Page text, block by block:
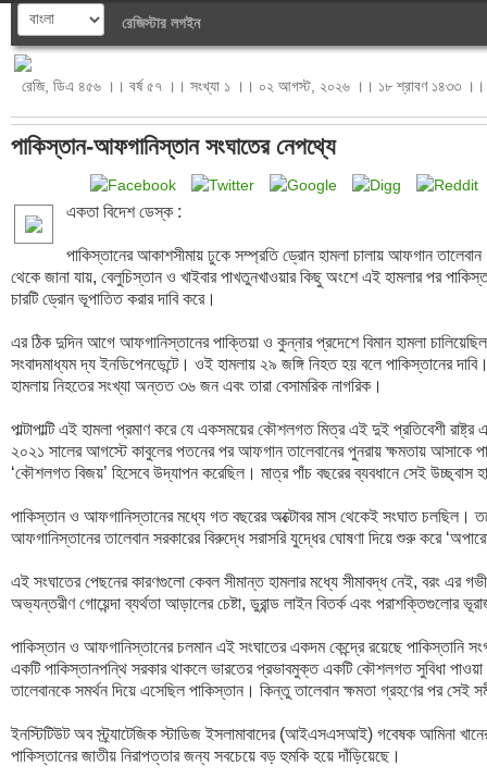
রেজিস্টার লগইন
রেজি, ডিএ ৪৫৬ ।। বর্ষ ৫৭ ।। সংখ্যা ১ ।। ০২ আগস্ট, ২০২৬ ।। ১৮ শ্রাবণ ১৪৩৩ ।।
পাকিস্তান-আফগানিস্তান সংঘাতের নেপথ্যে
একতা বিদেশ ডেস্ক :
পাকিস্তানের আকাশসীমায় ঢুকে সম্প্রতি ড্রোন হামলা চালায় আফগান
থেকে জানা যায়, বেলুচিস্তান ও খাইবার পাখতুনখাওয়ার কিছু অংশে এই হামলার পর
চারটি ড্রোন ভূপাতিত করার দাবি করে।
এর ঠিক দুদিন আগে আফগানিস্তানের পাক্তিয়া ও কুন্নার প্রদেশে বিমান হামলা
সংবাদমাধ্যম দ্য ইনডিপেনডেন্টে। ওই হামলায় ২৯ জঙ্গি নিহত হয় বলে পাকিস্তানের
হামলায় নিহতের সংখ্যা অন্তত ৩৬ জন এবং তারা বেসামরিক নাগরিক।
পাল্টাপাল্টি এই হামলা প্রমাণ করে যে একসময়ের কৌশলগত মিত্র এই দুই প্রতিবেশী
২০২১ সালের আগস্টে কাবুলের পতনের পর আফগান তালেবানের পুনরায় ক্ষমতায় আসাকে
‘কৌশলগত বিজয়’ হিসেবে উদ্যাপন করেছিল। মাত্র পাঁচ বছরের ব্যবধানে সেই উচ্ছ্বাস
পাকিস্তান ও আফগানিস্তানের মধ্যে গত বছরের অক্টোবর মাস থেকেই সংঘাত চলছিল।
আফগানিস্তানের তালেবান সরকারের বিরুদ্ধে সরাসরি যুদ্ধের ঘোষণা দিয়ে শুরু করে
এই সংঘাতের পেছনের কারণগুলো কেবল সীমান্ত হামলার মধ্যে সীমাবদ্ধ নেই, বরং এর
অভ্যন্তরীণ গোয়েন্দা ব্যর্থতা আড়ালের চেষ্টা, ডুরান্ড লাইন বিতর্ক এবং পরাশক্তিগুলোর
পাকিস্তান ও আফগানিস্তানের চলমান এই সংঘাতের একদম কেন্দ্রে রয়েছে পাকিস্তানি
একটি পাকিস্তানপন্থি সরকার থাকলে ভারতের প্রভাবমুক্ত একটি কৌশলগত সুবিধা
তালেবানকে সমর্থন দিয়ে এসেছিল পাকিস্তান। কিন্তু তালেবান ক্ষমতা গ্রহণের পর সেই
ইনস্টিটিউট অব স্ট্র্যাটেজিক স্টাডিজ ইসলামাবাদের (আইএসএসআই) গবেষক আমিনা খানের
পাকিস্তানের জাতীয় নিরাপত্তার জন্য সবচেয়ে বড় হুমকি হয়ে দাঁড়িয়েছে।